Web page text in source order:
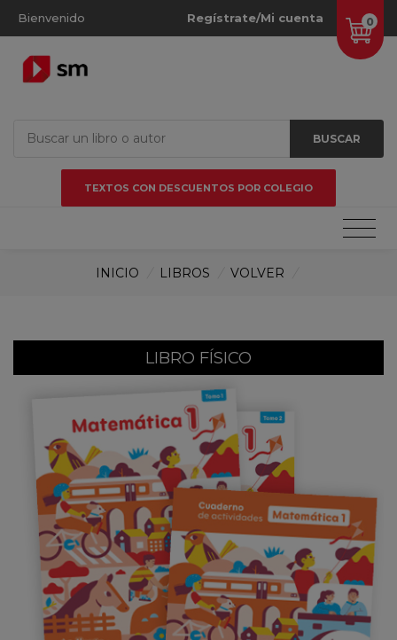
Bienvenido 0
Regístrate/Mi cuenta
BUSCAR
TEXTOS CON DESCUENTOS POR COLEGIO
INICIO LIBROS VOLVER
LIBRO FÍSICO